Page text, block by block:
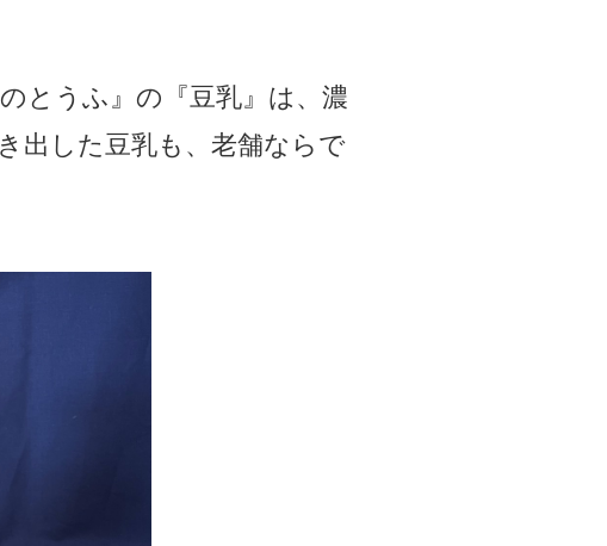
とうふ』の『豆乳』は、濃
出した豆乳も、老舗ならで